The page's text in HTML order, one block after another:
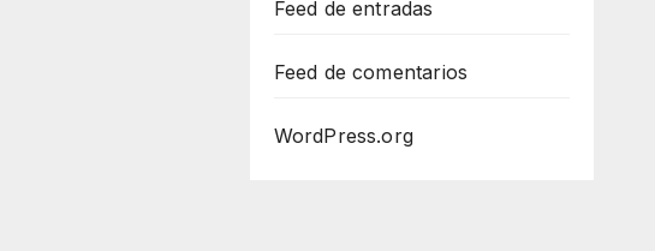
Feed de entradas
Feed de comentarios
WordPress.org